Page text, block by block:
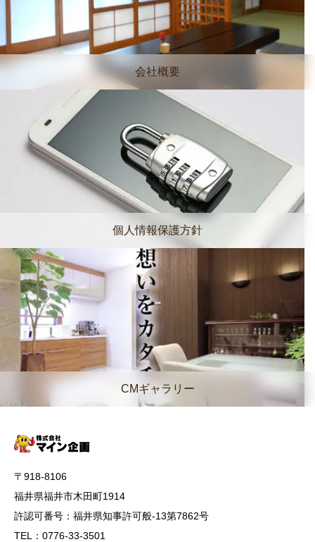
会社概要
個人情報保護方針
CMギャラリー
〒918-8106
福井県福井市木田町1914
許認可番号：福井県知事許可般-13第7862号
TEL：0776-33-3501